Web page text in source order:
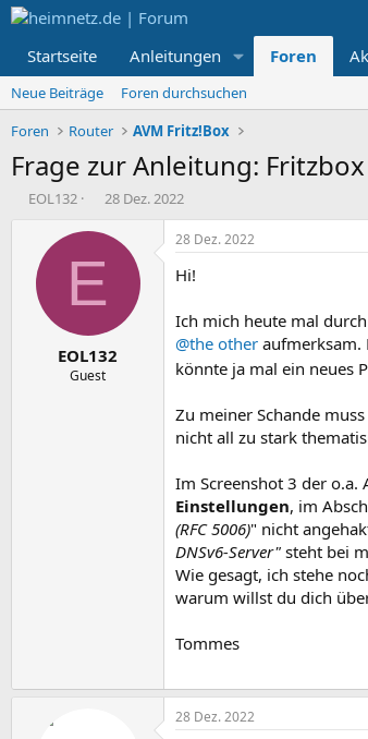
Startseite Anleitungen Foren
Neue Beiträge
Foren durchsuchen
Foren
Router AVM Fritz!Box
Frage zur Anleitung:
E
EOL132
E
s
l
t
a
m
28 Dez. 2022
E
EOL132
Guest
28 Dez. 2022
Hi!
Ich mich heute mal
@the other aufmerksam.
könnte ja mal ein neues
Zu meiner Schande
nicht all zu stark
Im Screenshot 3 der
Einstellungen, im
(RFC 5006)" nicht
DNSv6-Server" steht bei
Wie gesagt, ich stehe
warum willst du dich
Tommes
28 Dez. 2022